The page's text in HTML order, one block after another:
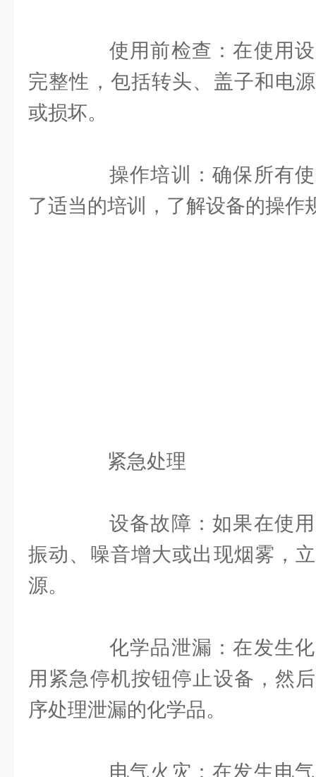
使用前检查：在使用设
完整性，包括转头、盖子和电
或损坏。
操作培训：确保所有使
了适当的培训，了解设备的操作
紧急处理
设备故障：如果在使用
振动、噪音增大或出现烟雾，
源。
化学品泄漏：在发生化
用紧急停机按钮停止设备，然
序处理泄漏的化学品。
电气火灾：在发生电气